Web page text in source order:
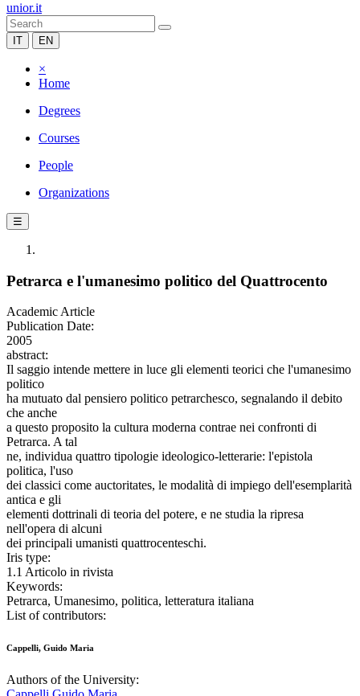
unior.it
IT EN
×
Home
Degrees
Courses
People
Organizations
☰
Petrarca e l'umanesimo politico del Quattrocento
Academic Article
Publication Date:
2005
abstract:
Il saggio intende mettere in luce gli elementi teorici che l'umanesimo
politico
ha mutuato dal pensiero politico petrarchesco, segnalando il debito
che anche
a questo proposito la cultura moderna contrae nei confronti di
Petrarca. A tal
ne, individua quattro tipologie ideologico-letterarie: l'epistola
politica, l'uso
dei classici come auctoritates, le modalità di impiego dell'esemplarità
antica e gli
elementi dottrinali di teoria del potere, e ne studia la ripresa
nell'opera di alcuni
dei principali umanisti quattrocenteschi.
Iris type:
1.1 Articolo in rivista
Keywords:
Petrarca, Umanesimo, politica, letteratura italiana
List of contributors:
Cappelli, Guido Maria
Authors of the University: